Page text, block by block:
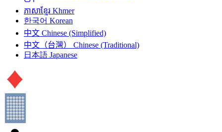
ភាសាខ្មែរ Khmer
한국어 Korean
中文 Chinese (Simplified)
中文（台灣）
Chinese (Traditional)
日本語 Japanese